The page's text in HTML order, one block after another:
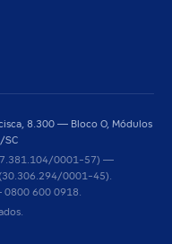
8.300 — Bloco O, Módulos
SC
0001-57) —
0001-45).
600 0918.